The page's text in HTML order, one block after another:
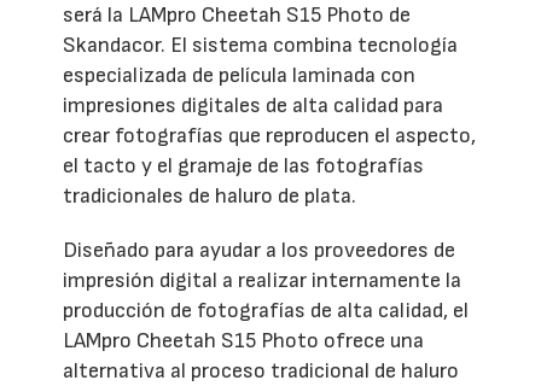
será la LAMpro Cheetah S15 Photo de
Skandacor. El sistema combina tecnología
especializada de película laminada con
impresiones digitales de alta calidad para
crear fotografías que reproducen el aspecto,
el tacto y el gramaje de las fotografías
tradicionales de haluro de plata.
Diseñado para ayudar a los proveedores de
impresión digital a realizar internamente la
producción de fotografías de alta calidad, el
LAMpro Cheetah S15 Photo ofrece una
alternativa al proceso tradicional de haluro